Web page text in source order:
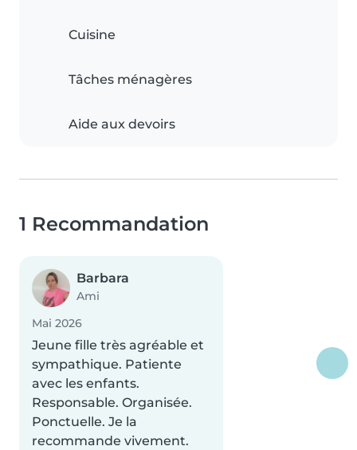
Cuisine
Tâches ménagères
Aide aux devoirs
1 Recommandation
Barbara
Ami
Mai 2026
Jeune fille très agréable et
sympathique. Patiente
avec les enfants.
Responsable. Organisée.
Ponctuelle. Je la
recommande vivement.